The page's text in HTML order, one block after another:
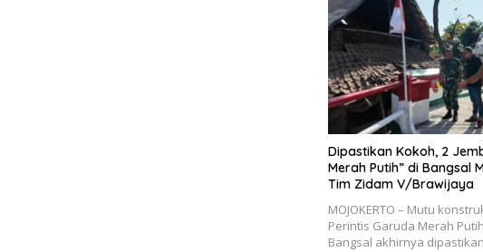
Dipastikan Kokoh, 2
Merah Putih” di Bangsal
Tim Zidam V/Brawijaya
MOJOKERTO – Mutu
Perintis Garuda Merah
Bangsal akhirnya